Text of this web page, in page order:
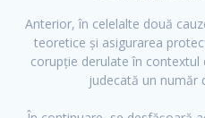
Anterior, în celelalte două
teoretice și asigurarea
corupție derulate în
judecată un număr